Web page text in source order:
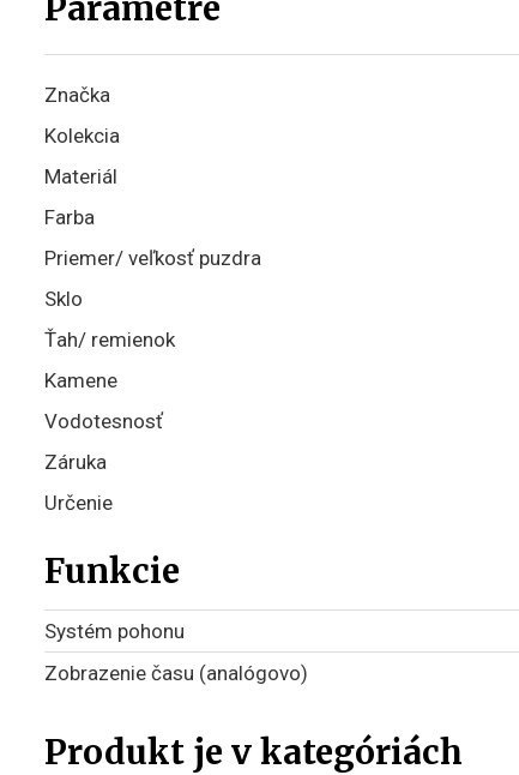
Značka
Kolekcia
Materiál
Farba
Priemer/ veľkosť puzdra
Sklo
Ťah/ remienok
Kamene
Vodotesnosť
Záruka
Určenie
Funkcie
Systém pohonu
Zobrazenie času (analógovo)
Produkt je v kategóriách